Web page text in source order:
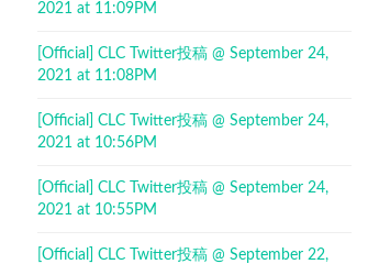
2021 at 11:09PM
[Official] CLC Twitter投稿 @ September 24,
2021 at 11:08PM
[Official] CLC Twitter投稿 @ September 24,
2021 at 10:56PM
[Official] CLC Twitter投稿 @ September 24,
2021 at 10:55PM
[Official] CLC Twitter投稿 @ September 22,